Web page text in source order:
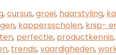
,cursus,groei, haarstyling,
, kappersscholen, knip-
, perfectie, productkennis,
, trends,vaardigheden,